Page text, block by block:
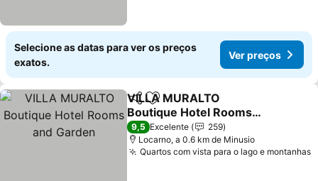
Selecione as datas para ver os preços
exatos.
Ver preços
PartilharAdicionar aos favoritos
VILLA MURALTO
Boutique Hotel Rooms
and Garden
9,5 Excelente
259
Locarno, a 0.6 km de Minusio
Quartos com vista para o lago e montanhas